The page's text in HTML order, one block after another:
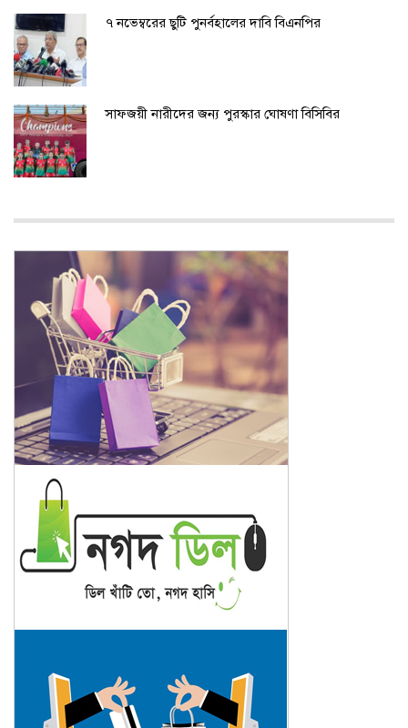
৭ নভেম্বরের ছুটি পুনর্বহালের দাবি বিএনপির
সাফজয়ী নারীদের জন্য পুরস্কার ঘোষণা বিসিবির